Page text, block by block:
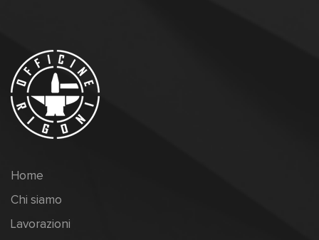
Home
Chi siamo
Lavorazioni